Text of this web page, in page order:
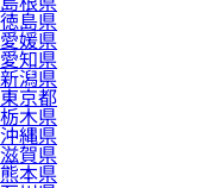
徳島県
愛媛県
愛知県
新潟県
東京都
栃木県
沖縄県
滋賀県
熊本県